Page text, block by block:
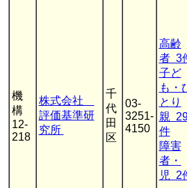
機
構
12-
218
株式会社
評価基準研
究所
千
代
田
区
03-
3251-
4150
高齢
者 3
子ど
も・
とり
親
件
障害
者・
児 2